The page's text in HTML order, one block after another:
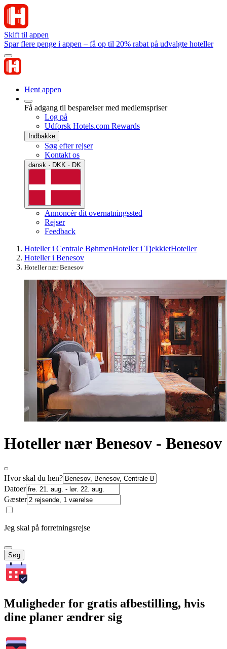
Skift til appen
Spar flere penge i appen – få op til 20% rabat på udvalgte hoteller
Hent appen
Få adgang til besparelser med medlemspriser
Log på
Udforsk Hotels.com Rewards
Indbakke
Søg efter rejser
Kontakt os
dansk · DKK · DK
Annoncér dit overnatningssted
Rejser
Feedback
Hoteller i Centrale BøhmenHoteller i TjekkietHoteller
Hoteller i Benesov
Hoteller nær Benesov
Hoteller nær Benesov - Benesov
Hvor skal du hen?
Datoer
Gæster
Jeg skal på forretningsrejse
Søg
Muligheder for gratis afbestilling, hvis
dine planer ændrer sig